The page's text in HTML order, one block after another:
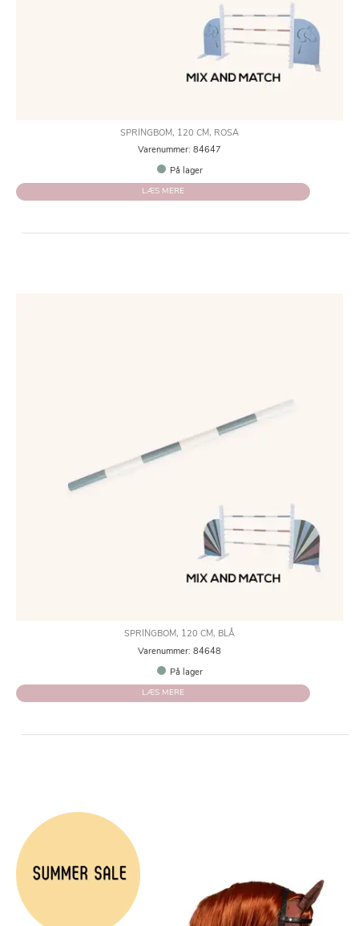
SPRINGBOM, 120 CM, ROSA
Varenummer: 84647
På lager
LÆS MERE
SPRINGBOM, 120 CM, BLÅ
Varenummer: 84648
På lager
LÆS MERE